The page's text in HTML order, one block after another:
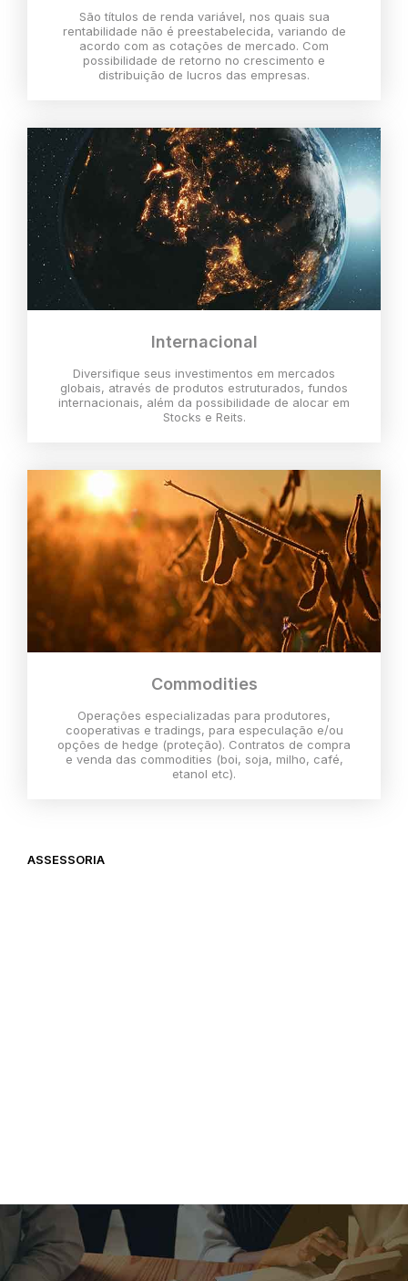
São títulos de renda variável, nos quais sua
rentabilidade não é preestabelecida, variando de
acordo com as cotações de mercado. Com
possibilidade de retorno no crescimento e
distribuição de lucros das empresas.
Internacional
Diversifique seus investimentos em mercados
globais, através de produtos estruturados, fundos
internacionais, além da possibilidade de alocar em
Stocks e Reits.
Commodities
Operações especializadas para produtores,
cooperativas e tradings, para especulação e/ou
opções de hedge (proteção). Contratos de compra
e venda das commodities (boi, soja, milho, café,
etanol etc).
ASSESSORIA